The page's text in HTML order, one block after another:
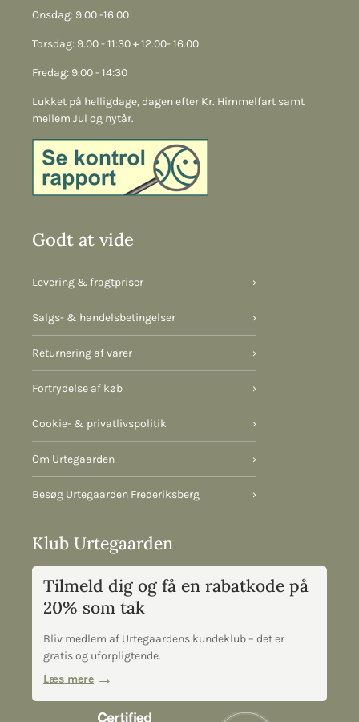
Onsdag: 9.00 -16.00
Torsdag: 9.00 - 11:30 + 12.00- 16.00
Fredag: 9.00 - 14:30
Lukket på helligdage, dagen efter Kr. Himmelfart samt
mellem Jul og nytår.
Godt at vide
Levering & fragtpriser ›
Salgs- & handelsbetingelser ›
Returnering af varer ›
Fortrydelse af køb ›
Cookie- & privatlivspolitik ›
Om Urtegaarden ›
Besøg Urtegaarden Frederiksberg ›
Klub Urtegaarden
Tilmeld dig og få en rabatkode på
20% som tak
Bliv medlem af Urtegaardens kundeklub – det er
gratis og uforpligtende.
Læs mere